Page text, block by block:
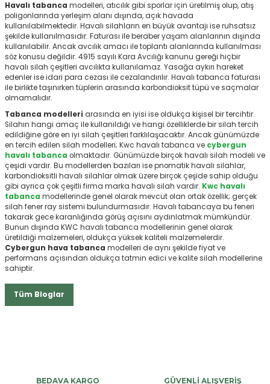
Havalı tabanca modelleri, atıcılık gibi sporlar için üretilmiş olup, atış
poligonlarında yerleşim alanı dışında, açık havada
kullanılabilmektedir. Havalı silahların en büyük avantajı ise ruhsatsız
şekilde kullanılmasıdır. Faturası ile beraber yaşam alanlarının dışında
kullanılabilir. Ancak avcılık amacı ile toplantı alanlarında kullanılması
söz konusu değildir. 4915 sayılı Kara Avcılığı kanunu gereği hiçbir
havalı silah çeşitleri avcılıkta kullanılamaz. Yasağa aykırı hareket
edenler ise idari para cezası ile cezalandırılır. Havalı tabanca faturası
ile birlikte taşınırken tüplerin arasında karbondioksit tüpü ve saçmalar
olmamalıdır.
Tabanca modelleri arasında en iyisi ise oldukça kişisel bir tercihtir.
Silahın hangi amaç ile kullanıldığı ve hangi özelliklerde bir silah tercih
edildiğine göre en iyi silah çeşitleri farklılaşacaktır. Ancak günümüzde
en tercih edilen silah modelleri; Kwc havalı tabanca ve cybergun
havalı tabanca olmaktadır. Günümüzde birçok havalı silah modeli ve
çeşidi vardır. Bu modellerden bazıları ise pnomatik havalı silahlar,
karbondioksitli havalı silahlar olmak üzere birçok çeşide sahip olduğu
gibi ayrıca çok çeşitli firma marka havalı silah vardır. Kwc havalı
tabanca modellerinde genel olarak mevcut olan ortak özellik; gerçek
silah fener ray sistemi bulundurmasıdır. Havalı tabancaya bu feneri
takarak gece karanlığında görüş açısını aydınlatmak mümkündür.
Bunun dışında KWC havalı tabanca modellerinin genel olarak
üretildiği malzemeleri, oldukça yüksek kaliteli malzemelerdir.
Cybergun hava tabanca modelleri de aynı şekilde fiyat ve
performans açısından oldukça tatmin edici ve kalite silah modellerine
sahiptir.
Tüm Bloglar
BEDAVA KARGO GÜVENLİ ALIŞVERİŞ